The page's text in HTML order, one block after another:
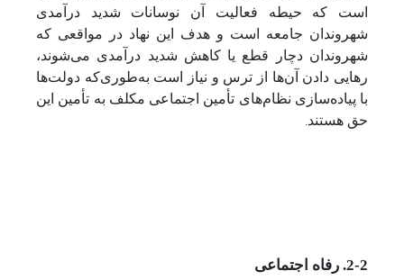
است که حیطه فعالیت آن نوسانات شدید درآمدی
شهروندان جامعه است و هدف این نهاد در مواقعی که
شهروندان دچار قطع یا کاهش شدید درآمدی می‌شوند،
رهایی دادن آن‌ها از ترس و نیاز است به‌طوری‌که دولت‌ها
با پیاده‌سازی نظام‌های تأمین اجتماعی مکلف به تأمین این
حق هستند.
2-2. رفاه اجتماعی